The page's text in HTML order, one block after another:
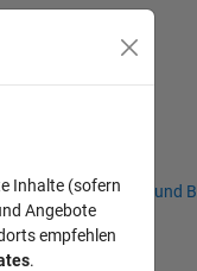
Studierende und
Inhalte (sofern
Angebote
empfehlen
.